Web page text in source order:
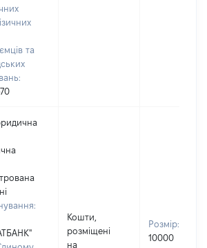
та
Кошти,
розміщені
на
Розмір:
10000